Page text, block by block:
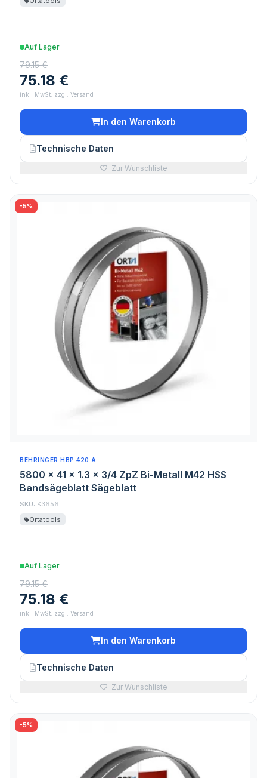
Auf Lager
79.15 €
75.18 €
inkl. MwSt. zzgl. Versand
In den Warenkorb
Technische Daten
Zur Wunschliste
-5%
BEHRINGER HBP 420 A
5800 x 41 x 1.3 x 3/4 ZpZ Bi-Metall M42 HSS
Bandsägeblatt Sägeblatt
SKU: K3656
Ortatools
Auf Lager
79.15 €
75.18 €
inkl. MwSt. zzgl. Versand
In den Warenkorb
Technische Daten
Zur Wunschliste
-5%